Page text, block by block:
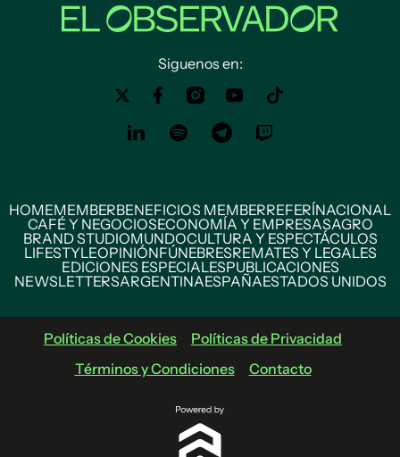
Siguenos en:
HOMEMEMBERBENEFICIOS MEMBERREFERÍNACIONAL
CAFÉ Y NEGOCIOSECONOMÍA Y EMPRESASAGRO
BRAND STUDIOMUNDOCULTURA Y ESPECTÁCULOS
LIFESTYLEOPINIÓNFÚNEBRESREMATES Y LEGALES
EDICIONES ESPECIALESPUBLICACIONES
NEWSLETTERSARGENTINAESPAÑAESTADOS UNIDOS
Políticas de Cookies
Políticas de Privacidad
Términos y Condiciones
Contacto